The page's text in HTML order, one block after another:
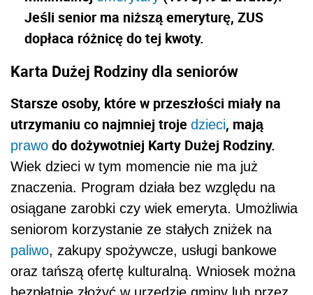
Jeśli senior ma niższą emeryturę, ZUS
dopłaca różnicę do tej kwoty.
Karta Dużej Rodziny dla seniorów
Starsze osoby, które w przeszłości miały na
utrzymaniu co najmniej troje dzieci, mają
prawo do dożywotniej Karty Dużej Rodziny.
Wiek dzieci w tym momencie nie ma już
znaczenia. Program działa bez względu na
osiągane zarobki czy wiek emeryta. Umożliwia
seniorom korzystanie ze stałych zniżek na
paliwo, zakupy spożywcze, usługi bankowe
oraz tańszą ofertę kulturalną. Wniosek można